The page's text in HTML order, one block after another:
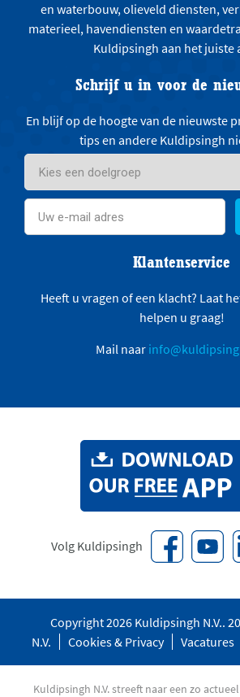
en waterbouw, olieveld diensten,
materieel, havendiensten en
Kuldipsingh aan het juiste
Schrijf u in voor de
En blijf op de hoogte van de nieuwste
tips en andere Kuldipsingh
Klantenservice
Heeft u vragen of een klacht? Laat
helpen u graag!
Mail naar
Volg Kuldipsingh
Copyright 2026 Kuldipsingh N.V..
N.V.
Cookies & Privacy Vacatures
Kuldipsingh N.V. streeft naar een zo